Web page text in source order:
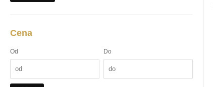
Cena
Od Do